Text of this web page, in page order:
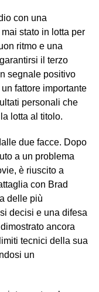
con una
stato in lotta per
ritmo e una
il terzo
segnale positivo
fattore importante
personali che
lotta al titolo.
due facce. Dopo
a un problema
è riuscito a
con Brad
delle più
decisi e una difesa
ancora
tecnici della sua
un